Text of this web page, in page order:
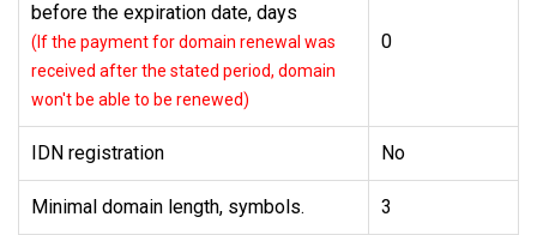
before the expiration date, days
(If the payment for domain renewal was
received after the stated period, domain
won't be able to be renewed)
0
IDN registration No
Minimal domain length, symbols. 3